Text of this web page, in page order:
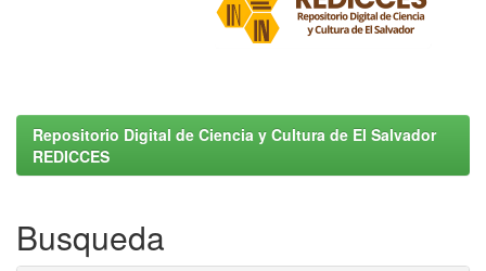
Repositorio Digital de Ciencia y Cultura de El Salvador
REDICCES
Busqueda